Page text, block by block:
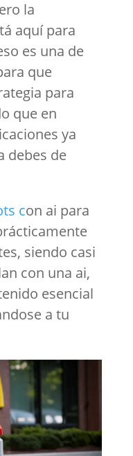
la
aquí para
es una de
que
para
que en
ya
debes de
con ai para
siendo casi
con una ai,
esencial
a tu